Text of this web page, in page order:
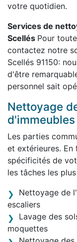
votre quotidien.
Services de
Scellés Pour
contactez notre
Scellés 91150:
d'être
personnel sait
Nettoyage
d'immeubles
Les parties
et extérieures.
spécificités de
les tâches les
Nettoyage de
escaliers
Lavage des
moquettes